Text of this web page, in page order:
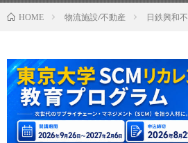
HOME 物流施設/不動産 日鉄興和